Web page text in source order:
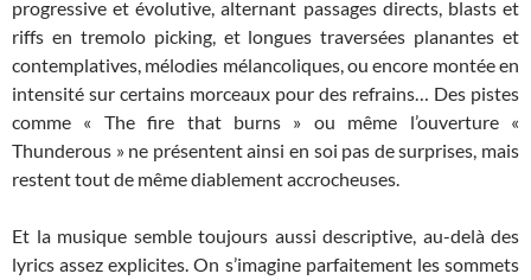
progressive et évolutive, alternant passages directs, blasts et
riffs en tremolo picking, et longues traversées planantes et
contemplatives, mélodies mélancoliques, ou encore montée en
intensité sur certains morceaux pour des refrains… Des pistes
comme « The fire that burns » ou même l’ouverture «
Thunderous » ne présentent ainsi en soi pas de surprises, mais
restent tout de même diablement accrocheuses.
Et la musique semble toujours aussi descriptive, au-delà des
lyrics assez explicites. On s’imagine parfaitement les sommets